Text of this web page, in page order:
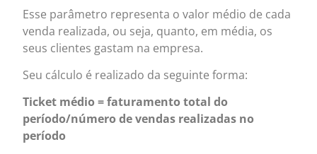
Esse parâmetro representa o valor médio de cada
venda realizada, ou seja, quanto, em média, os
seus clientes gastam na empresa.
Seu cálculo é realizado da seguinte forma:
Ticket médio = faturamento total do
período/número de vendas realizadas no
período